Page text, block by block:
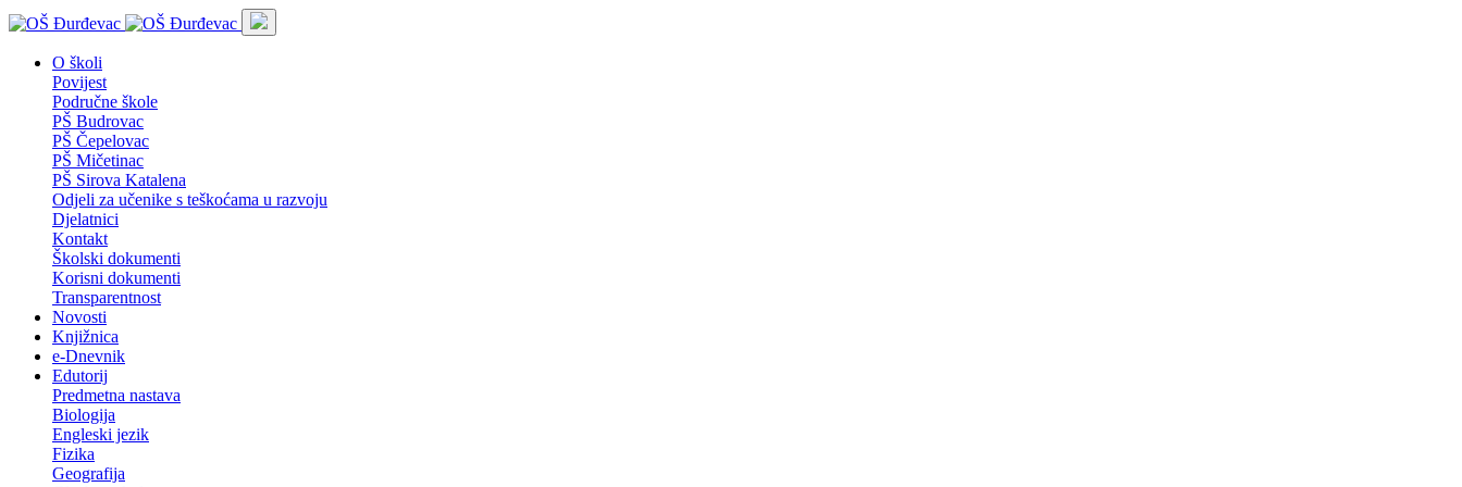
O školi
Povijest
Područne škole
PŠ Budrovac
PŠ Čepelovac
PŠ Mičetinac
PŠ Sirova Katalena
Odjeli za učenike s teškoćama u razvoju
Djelatnici
Kontakt
Školski dokumenti
Korisni dokumenti
Transparentnost
Novosti
Knjižnica
e-Dnevnik
Edutorij
Predmetna nastava
Biologija
Engleski jezik
Fizika
Geografija